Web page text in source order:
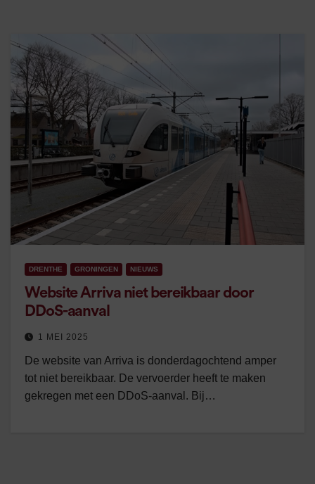
DRENTHE GRONINGEN NIEUWS
Website Arriva niet bereikbaar door
DDoS-aanval
1 MEI 2025
De website van Arriva is donderdagochtend amper
tot niet bereikbaar. De vervoerder heeft te maken
gekregen met een DDoS-aanval. Bij…